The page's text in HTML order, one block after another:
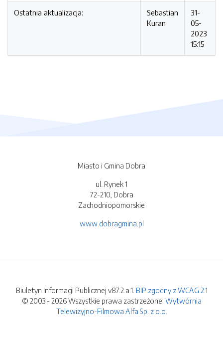
Ostatnia aktualizacja:
Sebastian
Kuran
31-
05-
2023
15:15
Miasto i Gmina Dobra
ul. Rynek 1
72-210, Dobra
Zachodniopomorskie
www.dobragmina.pl
Biuletyn Informacji Publicznej v87.2.a.1. BIP zgodny z WCAG 2.1
© 2003 - 2026 Wszystkie prawa zastrzeżone. Wytwórnia
Telewizyjno-Filmowa Alfa Sp. z o.o.